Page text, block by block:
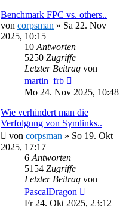
Benchmark FPC vs. others..
von corpsman » Sa 22. Nov
2025, 10:15
10 Antworten
5250 Zugriffe
Letzter Beitrag von
martin_frb
Mo 24. Nov 2025, 10:48
Wie verhindert man die
Verfolgung von Symlinks..
von corpsman » So 19. Okt
2025, 17:17
6 Antworten
5154 Zugriffe
Letzter Beitrag von
PascalDragon
Fr 24. Okt 2025, 23:12